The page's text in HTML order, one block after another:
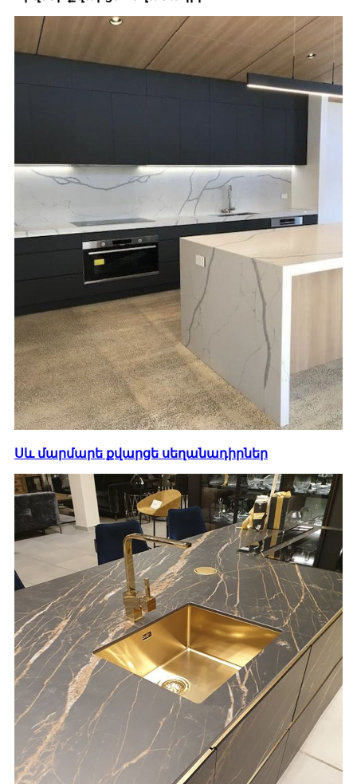
Սև մարմարե քվարցե սեղանադիրներ